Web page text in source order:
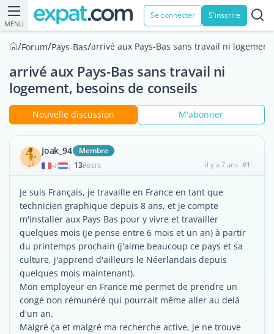
MENU
Se connecter S'inscrire
/Forum/Pays-Bas/arrivé aux Pays-Bas sans travail ni
arrivé aux Pays-Bas sans travail ni
logement, besoins de conseils
Nouvelle discussion M'abonner
Joak_94 Membre
| 13POSTS il y a 7 ans #1
Je suis Français, je travaille en France en tant que
technicien graphique depuis 8 ans, et je compte
m'installer aux Pays Bas pour y vivre et travailler
quelques mois (je pense entre 6 mois et un an) à partir
du printemps prochain (j'aime beaucoup ce pays et sa
culture, j'apprend d'ailleurs le Néerlandais depuis
quelques mois maintenant).
Mon employeur en France me permet de prendre un
congé non rémunéré qui pourrait même aller au delà
d'un an.
Malgré ça et malgré ma recherche active, je ne trouve